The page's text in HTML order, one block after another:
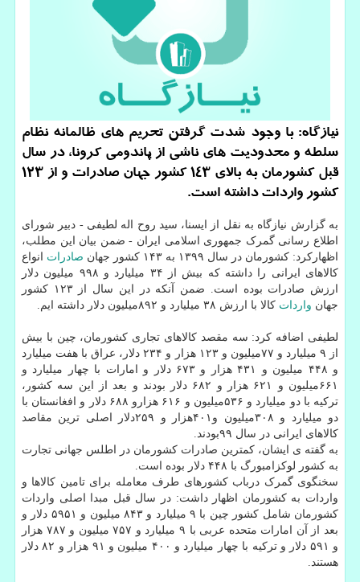
نیازگاه: با وجود شدت گرفتن تحریم های ظالمانه نظام
سلطه و محدودیت های ناشی از پاندومی کرونا، در سال
قبل کشورمان به بالای 143 کشور جهان صادرات و از 123
کشور واردات داشته است.
به گزارش نیازگاه به نقل از ایسنا، سید روح اله لطیفی - دبیر شورای
اطلاع رسانی گمرک جمهوری اسلامی ایران - ضمن بیان این مطلب،
اظهارکرد: کشورمان در سال ۱۳۹۹ به ۱۴۳ کشور جهان
صادرات انواع
کالاهای ایرانی را داشته که بیش از ۳۴ میلیارد و ۹۹۸ میلیون دلار
ارزش صادرات بوده است. ضمن آنکه در این سال از ۱۲۳ کشور
جهان واردات کالا با ارزش ۳۸ میلیارد و ۸۹۲میلیون دلار داشته ایم.
لطیفی اضافه کرد: سه مقصد کالاهای تجاری کشورمان، چین با بیش
از ۹ میلیارد و ۷۷میلیون و ۱۲۳ هزار و ۲۳۴ دلار، عراق با هفت میلیارد
و ۴۴۸ میلیون و ۴۳۱ هزار و ۶۷۳ دلار و امارات با چهار میلیارد و
۶۶۱میلیون و ۶۲۱ هزار و ۶۸۲ دلار بودند و بعد از این سه کشور،
ترکیه با دو میلیارد و ۵۳۶میلیون و ۶۱۶ هزارو ۶۸۸ دلار و افغانستان با
دو میلیارد و ۳۰۸میلیون و۴۰۱هزار و ۲۵۹دلار اصلی ترین مقاصد
کالاهای ایرانی در سال ۹۹بودند.
به گفته ی ایشان، کمترین صادرات کشورمان در اطلس جهانی تجارت
به کشور لوکزامبورگ با ۴۴۸ دلار بوده است.
سخنگوی گمرک درباب کشورهای طرف معامله برای تامین کالاها و
واردات به کشورمان اظهار داشت: در سال قبل مبدا اصلی واردات
کشورمان شامل کشور چین با ۹ میلیارد و ۸۴۳ میلیون و ۵۹۵۱ دلار و
بعد از آن امارات متحده عربی با ۹ میلیارد و ۷۵۷ میلیون و ۷۸۷ هزار
و ۵۹۱ دلار و ترکیه با چهار میلیارد و ۴۰۰ میلیون و ۹۱ هزار و ۸۲ دلار
هستند.